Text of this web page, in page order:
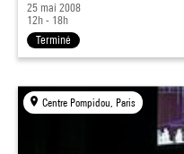
25 mai 2008
12h - 18h
Terminé
Centre Pompidou, Paris